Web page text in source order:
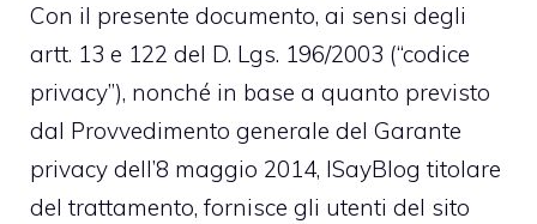
Con il presente documento, ai sensi degli
artt. 13 e 122 del D. Lgs. 196/2003 (“codice
privacy”), nonché in base a quanto previsto
dal Provvedimento generale del Garante
privacy dell’8 maggio 2014, ISayBlog titolare
del trattamento, fornisce gli utenti del sito